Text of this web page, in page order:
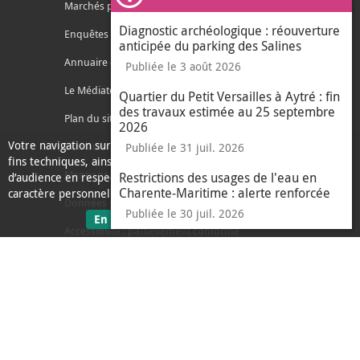
Votre navigation sur ce site nécessite l’usage de cookies pour des
fins techniques, ainsi que des cookies anonymisés de mesure
d’audience en respect de la législation relative aux données à
caractère personnel.
En savoir plussur les données personnelles
J'ai compris
le message
Diagnostic archéologique : réouverture
anticipée du parking des Salines
Publiée le 3 août 2026
Quartier du Petit Versailles à Aytré : fin
des travaux estimée au 25 septembre
2026
Publiée le 31 juil. 2026
Restrictions des usages de l'eau en
Charente-Maritime : alerte renforcée
Publiée le 30 juil. 2026
Marchés publics
Enquêtes publiques
Annuaire des services
Le Médiateur de l'Agglo
Plan du site
Contacter l'agglo
Mentions légales
Accessibilité : partiellement conforme